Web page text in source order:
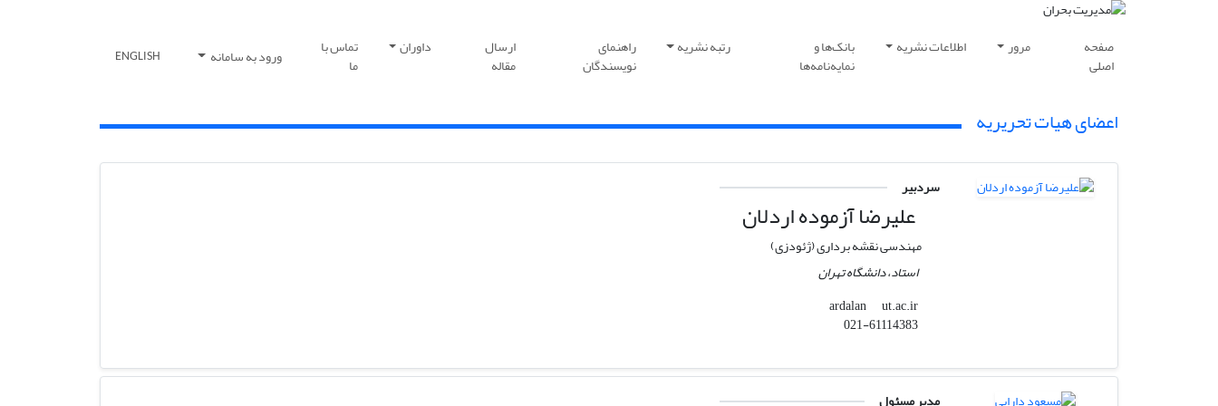
صفحه
اصلی
مرور اطلاعات نشریه بانک‌ها و
نمایه‌نامه‌ها
رتبه نشریه راهنمای
نویسندگان
ارسال
مقاله
داوران تماس با
ما ورود به سامانه ENGLISH
اعضای هیات تحریریه
سردبیر
علیرضا آزموده اردلان
مهندسی نقشه برداری (ژئودزی)
استاد، دانشگاه تهران
ut.ac.ir